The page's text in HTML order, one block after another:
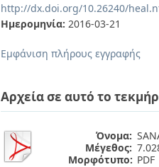
http://dx.doi.org/10.26240/
Ημερομηνία: 2016-03-21
Εμφάνιση πλήρους εγγραφής
Αρχεία σε αυτό το
Όνομα:
Μέγεθος:
Μορφότυπο: PDF